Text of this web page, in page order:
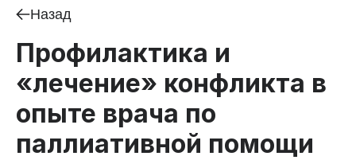
Назад
Профилактика и
«лечение» конфликта в
опыте врача по
паллиативной помощи